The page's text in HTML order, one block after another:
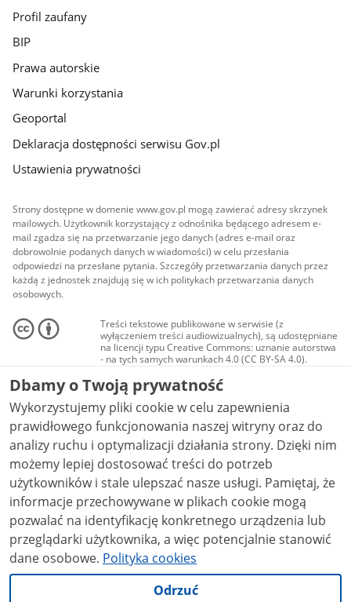
Profil zaufany
BIP
Prawa autorskie
Warunki korzystania
Geoportal
Deklaracja dostępności serwisu Gov.pl
Ustawienia prywatności
Strony dostępne w domenie www.gov.pl mogą zawierać adresy skrzynek
mailowych. Użytkownik korzystający z odnośnika będącego adresem e-
mail zgadza się na przetwarzanie jego danych (adres e-mail oraz
dobrowolnie podanych danych w wiadomości) w celu przesłania
odpowiedzi na przesłane pytania. Szczegóły przetwarzania danych przez
każdą z jednostek znajdują się w ich politykach przetwarzania danych
osobowych.
Treści tekstowe publikowane w serwisie (z
wyłączeniem treści audiowizualnych), są udostępniane
na licencji typu Creative Commons: uznanie autorstwa
- na tych samych warunkach 4.0 (CC BY-SA 4.0).
Materiały audiowizualne, w tym zdjęcia, materiały
audio i wideo, są udostępniane na licencji typu
Creative Commons: uznanie autorstwa użycie
niekomercyjne - bez utworów zależnych 4.0 (CC BY-
NC-ND 4.0), o ile nie jest to stwierdzone inaczej.
Dbamy o Twoją prywatność
Wykorzystujemy pliki cookie w celu zapewnienia
prawidłowego funkcjonowania naszej witryny oraz do
analizy ruchu i optymalizacji działania strony. Dzięki nim
możemy lepiej dostosować treści do potrzeb
użytkowników i stale ulepszać nasze usługi. Pamiętaj, że
informacje przechowywane w plikach cookie mogą
pozwalać na identyfikację konkretnego urządzenia lub
przeglądarki użytkownika, a więc potencjalnie stanowić
dane osobowe. Polityka cookies
Odrzuć